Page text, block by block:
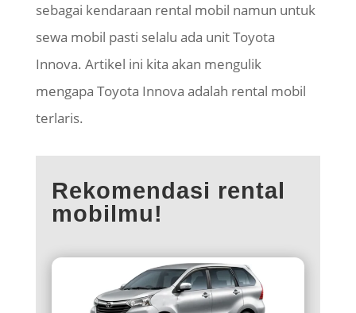
sebagai kendaraan rental mobil namun untuk
sewa mobil pasti selalu ada unit Toyota
Innova. Artikel ini kita akan mengulik
mengapa Toyota Innova adalah rental mobil
terlaris.
Rekomendasi rental
mobilmu!